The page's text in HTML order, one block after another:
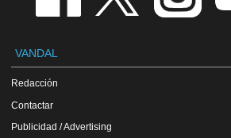
VANDAL
Redacción
Contactar
Publicidad / Advertising